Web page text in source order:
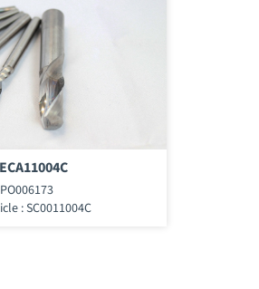
: SC0011004C